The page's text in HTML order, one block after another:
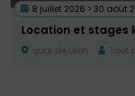
8 juillet 2026 > 30 août
Location et stages
quai de Léon Tout